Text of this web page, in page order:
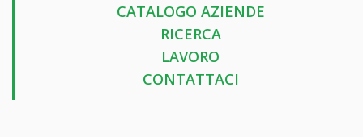
CATALOGO AZIENDE
RICERCA
LAVORO
CONTATTACI